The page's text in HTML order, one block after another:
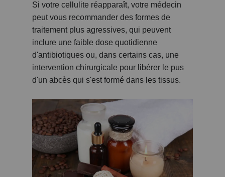
Si votre cellulite réapparaît, votre médecin
peut vous recommander des formes de
traitement plus agressives, qui peuvent
inclure une faible dose quotidienne
d'antibiotiques ou, dans certains cas, une
intervention chirurgicale pour libérer le pus
d'un abcès qui s'est formé dans les tissus.